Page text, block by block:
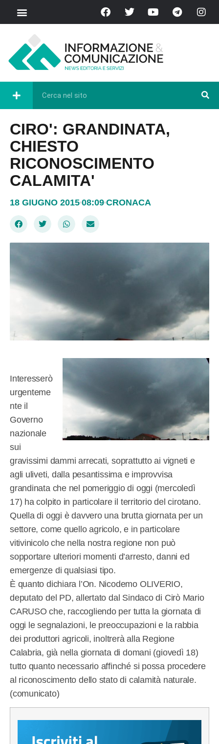
CIRO': GRANDINATA,
CHIESTO
RICONOSCIMENTO
CALAMITA'
18 GIUGNO 2015 08:09 CRONACA
Interesserò
urgenteme
nte il
Governo
nazionale
sui
gravissimi dammi arrecati, soprattutto ai vigneti e
agli uliveti, dalla pesantissima e improvvisa
grandinata che nel pomeriggio di oggi (mercoledì
17) ha colpito in particolare il territorio del cirotano.
Quella di oggi è davvero una brutta giornata per un
settore, come quello agricolo, e in particolare
vitivinicolo che nella nostra regione non può
sopportare ulteriori momenti d’arresto, danni ed
emergenze di qualsiasi tipo.
È quanto dichiara l’On. Nicodemo OLIVERIO,
deputato del PD, allertato dal Sindaco di Cirò Mario
CARUSO che, raccogliendo per tutta la giornata di
oggi le segnalazioni, le preoccupazioni e la rabbia
dei produttori agricoli, inoltrerà alla Regione
Calabria, già nella giornata di domani (giovedì 18)
tutto quanto necessario affinché si possa procedere
al riconoscimento dello stato di calamità naturale.
(comunicato)